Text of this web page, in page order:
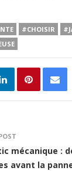
#CHOISIR
mécanique :
avant la